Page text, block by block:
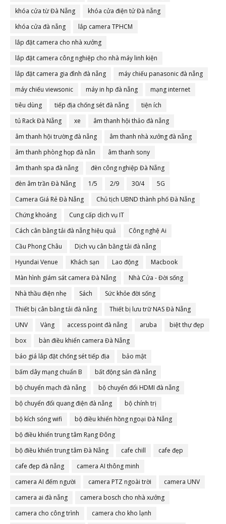
khóa cửa từ Đà Nẵng
khóa cửa điện tử Đà nẵng
khóa cửa đà nẵng
lắp camera TPHCM
lắp đặt camera cho nhà xưởng
lắp đặt camera công nghiệp cho nhà máy linh kiện
lắp đặt camera gia đình đà nẵng
máy chiếu panasonic đà nẵng
máy chiếu viewsonic
máy in hp đà nẵng
mạng internet
tiêu dùng
tiếp địa chống sét đà nẵng
tiện ích
tủ Rack Đà Nẵng
xe
âm thanh hội thảo đà nẵng
âm thanh hội trường đà nẵng
âm thanh nhà xưởng đà nẵng
âm thanh phòng họp đà nẵn
âm thanh sony
âm thanh spa đà nẵng
đèn công nghiệp Đà Nẵng
đèn âm trần Đà Nẵng
1/5 2/9 30/4
5G
Camera Giá Rẻ Đà Nẵng
Chủ tịch UBND thành phố Đà Nẵng
Chứng khoáng
Cung cấp dịch vụ IT
Cách cân bằng tải đà nẵng hiệu quả
Công nghệ Ai
Cầu Phong Châu
Dịch vụ cân bằng tải đà nẵng
Hyundai Venue
Khách sạn Lao động
Macbook
Màn hình giám sát camera Đà Nẵng
Nhà Cửa - Đời sống
Nhà thầu điện nhẹ
Sách
Sức khỏe đời sống
Thiết bị cân bằng tải đà nẵng
Thiết bị lưu trữ NAS Đà Nẵng
UNV
Vàng access point đà nẵng aruba
biệt thự đẹp
box
bàn điều khiển camera Đà Nẵng
báo giá lắp đặt chống sét tiếp địa
bảo mật
bấm dây mạng chuẩn B
bất động sản đà nẵng
bộ chuyển mạch đà nẵng
bộ chuyển đổi HDMI đà nẵng
bộ chuyển đổi quang điện đà nẵng
bộ chính trị
bộ kích sóng wifi
bộ điều khiển hồng ngoại Đà Nẵng
bộ điều khiển trung tâm Rạng Đông
bộ điều khiển trung tâm Đà Nẵng
cafe chill
cafe đẹp
cafe đẹp đà nẵng
camera AI thông minh
camera AI đếm người
camera PTZ ngoài trời
camera UNV
camera ai đà nẵng
camera bosch cho nhà xưởng
camera cho công trình
camera cho kho lạnh